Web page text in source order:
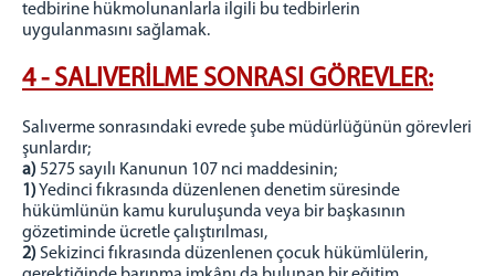
tedbirine hükmolunanlarla ilgili bu tedbirlerin
uygulanmasını sağlamak.
4 - SALIVERİLME SONRASI GÖREVLER:
Salıverme sonrasındaki evrede şube müdürlüğünün görevleri
şunlardır;
a)5275 sayılı Kanunun 107 nci maddesinin;
1)Yedinci fıkrasında düzenlenen denetim süresinde
hükümlünün kamu kuruluşunda veya bir başkasının
gözetiminde ücretle çalıştırılması,
2)Sekizinci fıkrasında düzenlenen çocuk hükümlülerin,